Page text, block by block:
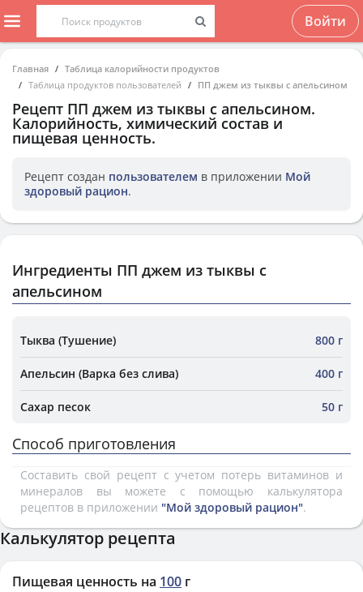
Войти
Главная
Таблица калорийности продуктов
Таблица продуктов пользователей
ПП джем из тыквы с апельсином
Рецепт ПП джем из тыквы с апельсином.
Калорийность, химический состав и
пищевая ценность.
Рецепт создан пользователем в приложении Мой
здоровый рацион.
Ингредиенты ПП джем из тыквы с
апельсином
Тыква (Тушение) 800 г
Апельсин (Варка без слива) 400 г
Сахар песок 50 г
Способ приготовления
Составить свой рецепт с учетом потерь витаминов и
минералов вы можете с помощью калькулятора
рецептов в приложении "Мой здоровый рацион".
Калькулятор рецепта
Пищевая ценность на 100 г